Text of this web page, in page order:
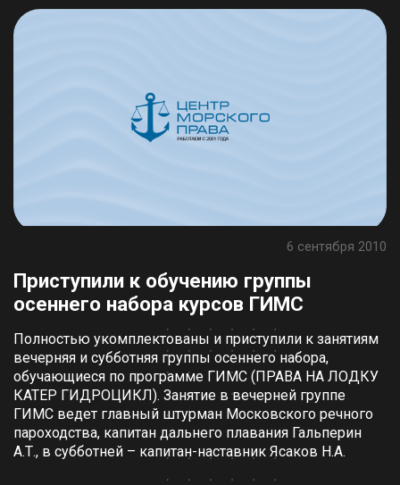
6 сентября 2010
Приступили к обучению группы
осеннего набора курсов ГИМС
Полностью укомплектованы и приступили к занятиям
вечерняя и субботняя группы осеннего набора,
обучающиеся по программе ГИМС (ПРАВА НА ЛОДКУ
КАТЕР ГИДРОЦИКЛ). Занятие в вечерней группе
ГИМС ведет главный штурман Московского речного
пароходства, капитан дальнего плавания Гальперин
А.Т., в субботней – капитан-наставник Ясаков Н.А.